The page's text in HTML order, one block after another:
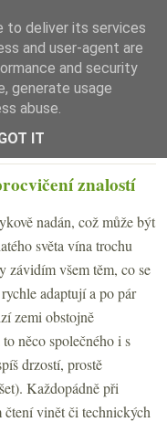
znalostí
nadán, což může být
světa vína trochu
závidím všem těm, co se
adaptují a po pár
zemi obstojně
něco společného i s
drzostí, prostě
Každopádně při
vinět či technických
to deliver its services
and user-agent are
and security
generate usage
abuse.
IT